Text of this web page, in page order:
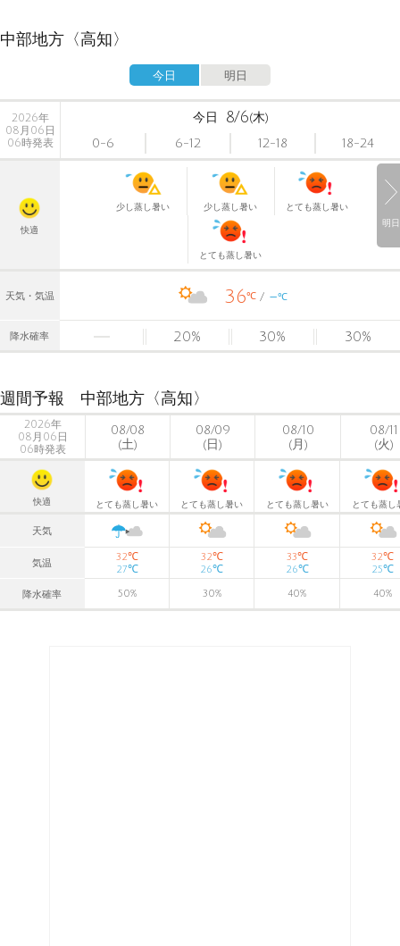
中部地方〈高知〉
今日 明日
明日
2026年
08月06日
06時発表
今日 8/6(木)
0-6
6-12 12-18 18-24
快適
少し蒸し暑い 少し蒸し暑い とても蒸し暑い
とても蒸し暑い
天気・気温 36℃ -℃
降水確率 20% 30% 30%
週間予報 中部地方〈高知〉
2026年
08月06日
06時発表
08/08
(土)
08/09
(日)
08/10
(月)
08/11
(火)
快適 とても蒸し暑い とても蒸し暑い とても蒸し暑い とても蒸し
天気
気温
32℃
27℃
32℃
26℃
33℃
26℃
32℃
25℃
降水確率 50% 30% 40% 40%